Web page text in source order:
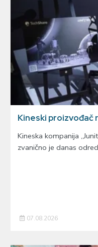
Kineski proizvođač
Kineska kompanija
zvanično je danas
07.08.2026